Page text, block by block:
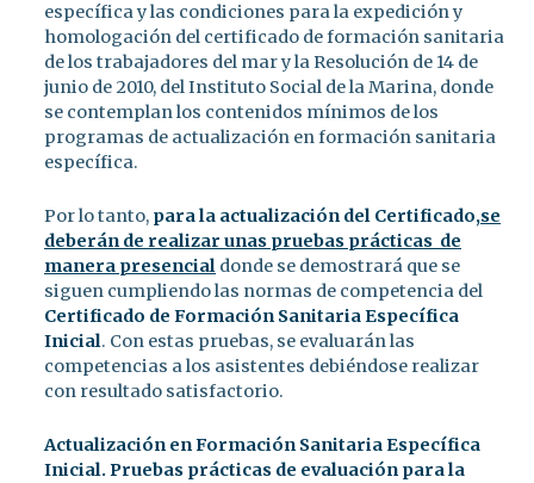
específica y las condiciones para la expedición y
homologación del certificado de formación sanitaria
de los trabajadores del mar y la Resolución de 14 de
junio de 2010, del Instituto Social de la Marina, donde
se contemplan los contenidos mínimos de los
programas de actualización en formación sanitaria
específica.
Por lo tanto, para la actualización del Certificado,se
deberán de realizar unas pruebas prácticas de
manera presencial donde se demostrará que se
siguen cumpliendo las normas de competencia del
Certificado de Formación Sanitaria Específica
Inicial. Con estas pruebas, se evaluarán las
competencias a los asistentes debiéndose realizar
con resultado satisfactorio.
Actualización en Formación Sanitaria Específica
Inicial.Pruebas prácticas de evaluación para la